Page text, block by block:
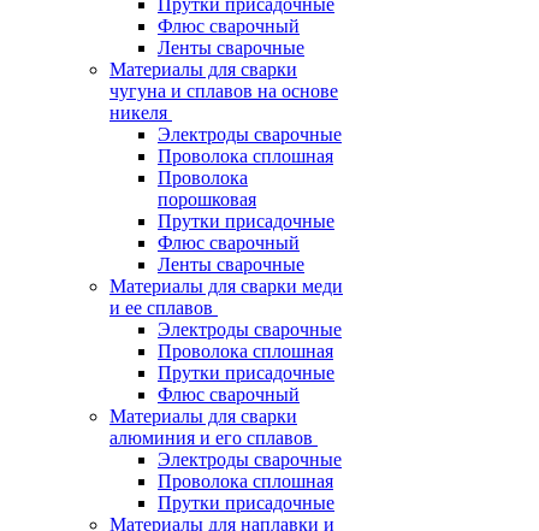
Прутки присадочные
Флюс сварочный
Ленты сварочные
Материалы для сварки
чугуна и сплавов на основе
никеля
Электроды сварочные
Проволока сплошная
Проволока
порошковая
Прутки присадочные
Флюс сварочный
Ленты сварочные
Материалы для сварки меди
и ее сплавов
Электроды сварочные
Проволока сплошная
Прутки присадочные
Флюс сварочный
Материалы для сварки
алюминия и его сплавов
Электроды сварочные
Проволока сплошная
Прутки присадочные
Материалы для наплавки и